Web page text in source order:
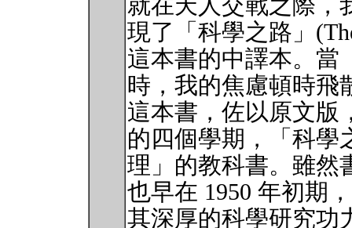
就在天人交戰之際，
現了「科學之路」
這本書的中譯本。當
時，我的焦慮頓時飛
這本書，佐以原文版
的四個學期，「科學
理」的教科書。雖然
也早在 1950 年初期
其深厚的科學研究功